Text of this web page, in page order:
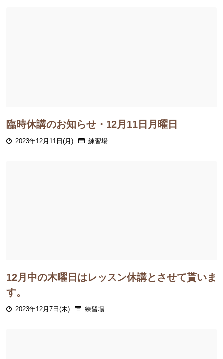
臨時休講のお知らせ・12月11日月曜日
2023年12月11日(月) 練習場
12月中の木曜日はレッスン休講とさせて貰いま
す。
2023年12月7日(木) 練習場